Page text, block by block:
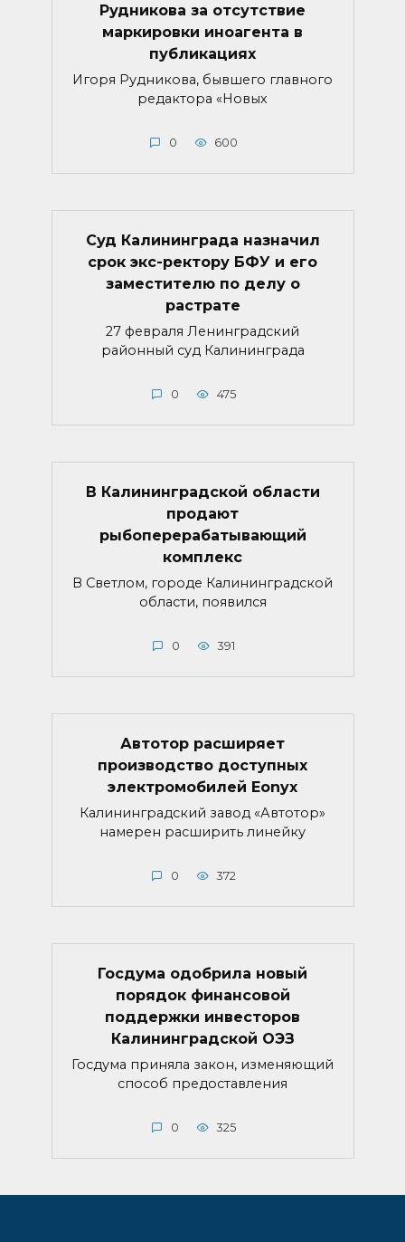
Рудникова за отсутствие
маркировки иноагента в
публикациях
Игоря Рудникова, бывшего главного
редактора «Новых
0 600
Суд Калининграда назначил
срок экс-ректору БФУ и его
заместителю по делу о
растрате
27 февраля Ленинградский
районный суд Калининграда
0 475
В Калининградской области
продают
рыбоперерабатывающий
комплекс
В Светлом, городе Калининградской
области, появился
0 391
Автотор расширяет
производство доступных
электромобилей Eonyx
Калининградский завод «Автотор»
намерен расширить линейку
0 372
Госдума одобрила новый
порядок финансовой
поддержки инвесторов
Калининградской ОЭЗ
Госдума приняла закон, изменяющий
способ предоставления
0 325